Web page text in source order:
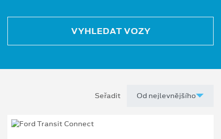
VYHLEDAT VOZY
Seřadit